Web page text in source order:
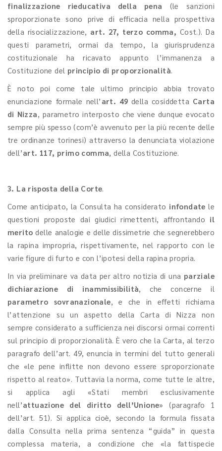
finalizzazione rieducativa della pena (le sanzioni
sproporzionate sono prive di efficacia nella prospettiva
della risocializzazione, art. 27, terzo comma, Cost.). Da
questi parametri, ormai da tempo, la giurisprudenza
costituzionale ha ricavato appunto l’immanenza a
Costituzione del principio di proporzionalità.
È noto poi come tale ultimo principio abbia trovato
enunciazione formale nell’ art. 49 della cosiddetta Carta
di Nizza, parametro interposto che viene dunque evocato
sempre più spesso (com’è avvenuto per la più recente delle
tre ordinanze torinesi) attraverso la denunciata violazione
dell’art. 117, primo comma, della Costituzione.
3. La risposta della Corte.
Come anticipato, la Consulta ha considerato infondate le
questioni proposte dai giudici rimettenti, affrontando il
meritodelle analogie e delle dissimetrie che segnerebbero
la rapina impropria, rispettivamente, nel rapporto con le
varie figure di furto e con l’ipotesi della rapina propria.
In via preliminare va data per altro notizia di una parziale
dichiarazione di inammissibilità, che concerne il
parametro sovranazionale, e che in effetti richiama
l’attenzione su un aspetto della Carta di Nizza non
sempre considerato a sufficienza nei discorsi ormai correnti
sul principio di proporzionalità. È vero che la Carta, al terzo
paragrafo dell’art. 49, enuncia in termini del tutto generali
che «le pene inflitte non devono essere sproporzionate
rispetto al reato». Tuttavia la norma, come tutte le altre,
si applica agli «Stati membri esclusivamente
nell’attuazione del diritto dell’Unione» (paragrafo 1
dell’art. 51). Si applica cioè, secondo la formula fissata
dalla Consulta nella prima sentenza “guida” in questa
complessa materia, a condizione che «la fattispecie